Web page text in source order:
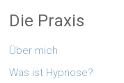
Die Praxis
Über mich
Was ist Hypnose?